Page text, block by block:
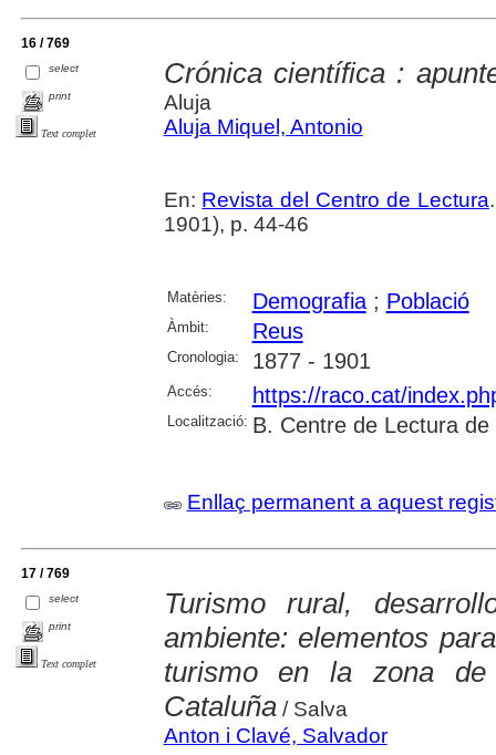
16 / 769
select
print
Text complet
Crónica científica :
Aluja
Aluja Miquel, Antonio
En: Revista del Centro de Lectura
1901), p. 44-46
Matèries: Demografia; Població
Àmbit: Reus
Cronologia: 1877 - 1901
Accés: https://raco.cat/
Localització: B. Centre de Lectura de
Enllaç permanent a aquest
17 / 769
select
print
Text complet
Turismo rural,
ambiente: elementos
turismo en la zona de
Cataluña/ Salva
Anton i Clavé, Salvador